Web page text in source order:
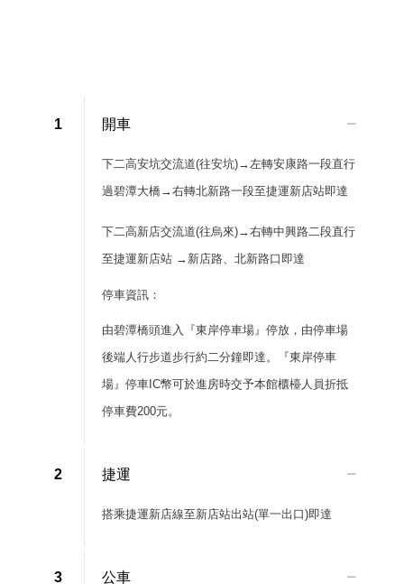
1 開車
下二高安坑交流道(往安坑)→左轉安康路一段直行
過碧潭大橋→右轉北新路一段至捷運新店站即達
下二高新店交流道(往烏來)→右轉中興路二段直行
至捷運新店站 →新店路、北新路口即達
停車資訊：
由碧潭橋頭進入『東岸停車場』停放，由停車場
後端人行步道步行約二分鐘即達。『東岸停車
場』停車IC幣可於進房時交予本館櫃檯人員折抵
停車費200元。
2 捷運
搭乘捷運新店線至新店站出站(單一出口)即達
3 公車